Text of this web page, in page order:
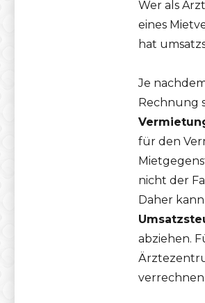
Wer als
eines
hat
Je
Rechnung
für den
nicht der
Daher
abziehen.